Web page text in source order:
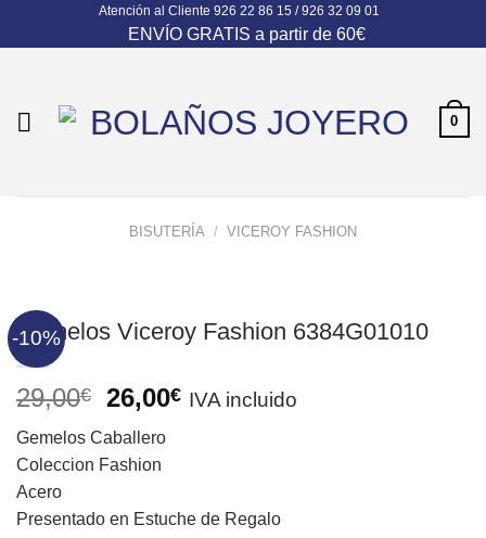
Atención al Cliente 926 22 86 15 / 926 32 09 01
ENVÍO GRATIS a partir de 60€
0
BISUTERÍA / VICEROY FASHION
-10%
Gemelos Viceroy Fashion 6384G01010
29,00€
El
original
era:
26,00€ElIVA incluido
Gemelos Caballero
Coleccion Fashion
Acero
Presentado en Estuche de Regalo